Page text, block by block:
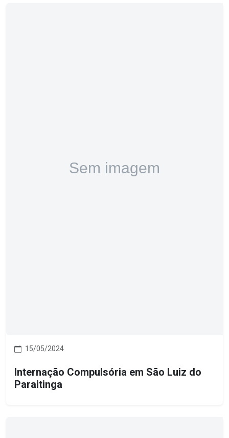
15/05/2024
Internação Compulsória em São Luiz do
Paraitinga